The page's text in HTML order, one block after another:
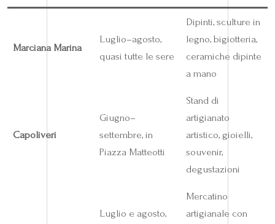
Marciana Marina
Luglio–agosto,
quasi tutte le sere
Dipinti, sculture in
legno, bigiotteria,
ceramiche dipinte
a mano
Capoliveri
Giugno–
settembre, in
Piazza Matteotti
Stand di
artigianato
artistico, gioielli,
souvenir,
degustazioni
Luglio e agosto,
Mercatino
artigianale con